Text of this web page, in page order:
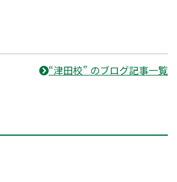
“津田校” のブログ記事一覧